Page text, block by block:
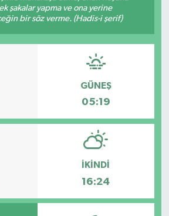
şakalar yapma ve ona yerine
bir söz verme. (Hadis-i şerif)
GÜNEŞ
05:19
İKINDI
16:24